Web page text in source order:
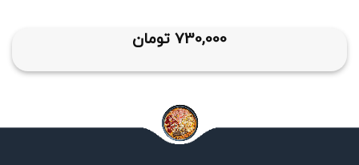
730,000 تومان